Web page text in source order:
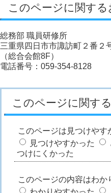
このページに関す
総務部 職員研修所
三重県四日市市諏訪町２番２
（総合会館8F）
電話番号：059-354-8128
このページに関す
このページは見つけやす
見つけやすかった
つけにくかった
このページの内容はわか